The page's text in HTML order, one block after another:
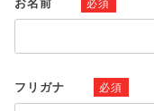
お名前 必須
フリガナ 必須